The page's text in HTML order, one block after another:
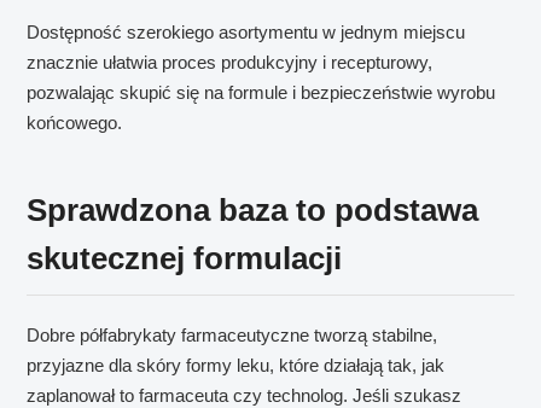
Dostępność szerokiego asortymentu w jednym miejscu
znacznie ułatwia proces produkcyjny i recepturowy,
pozwalając skupić się na formule i bezpieczeństwie wyrobu
końcowego.
Sprawdzona baza to podstawa
skutecznej formulacji
Dobre półfabrykaty farmaceutyczne tworzą stabilne,
przyjazne dla skóry formy leku, które działają tak, jak
zaplanował to farmaceuta czy technolog. Jeśli szukasz